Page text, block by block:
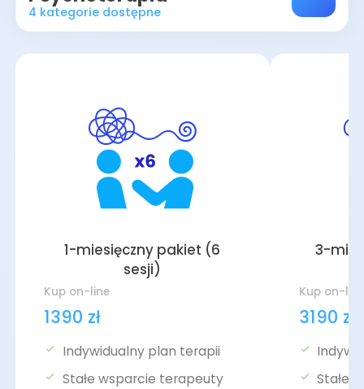
4 kategorie dostępne
1-miesięczny pakiet (6
sesji)
Kup on-line
1390 zł
Indywidualny plan terapii
Stałe wsparcie terapeuty
3-
Kup on-
3190 zł
Stałe